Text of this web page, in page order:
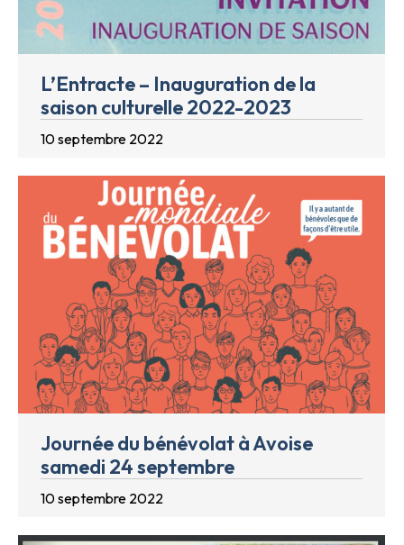
L’Entracte – Inauguration de la
saison culturelle 2022-2023
10 septembre 2022
Journée du bénévolat à Avoise
samedi 24 septembre
10 septembre 2022